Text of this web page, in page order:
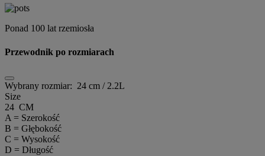
Ponad 100 lat rzemiosła
Przewodnik po rozmiarach
Wybrany rozmiar: 24 cm / 2.2L
Size
24 CM
A = Szerokość
B = Głębokość
C = Wysokość
D = Długość